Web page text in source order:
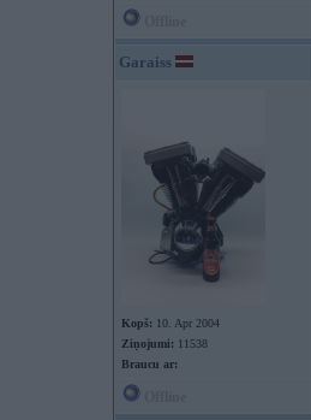
Garaiss
Kopš: 10. Apr 2004
Ziņojumi: 11538
Braucu ar: